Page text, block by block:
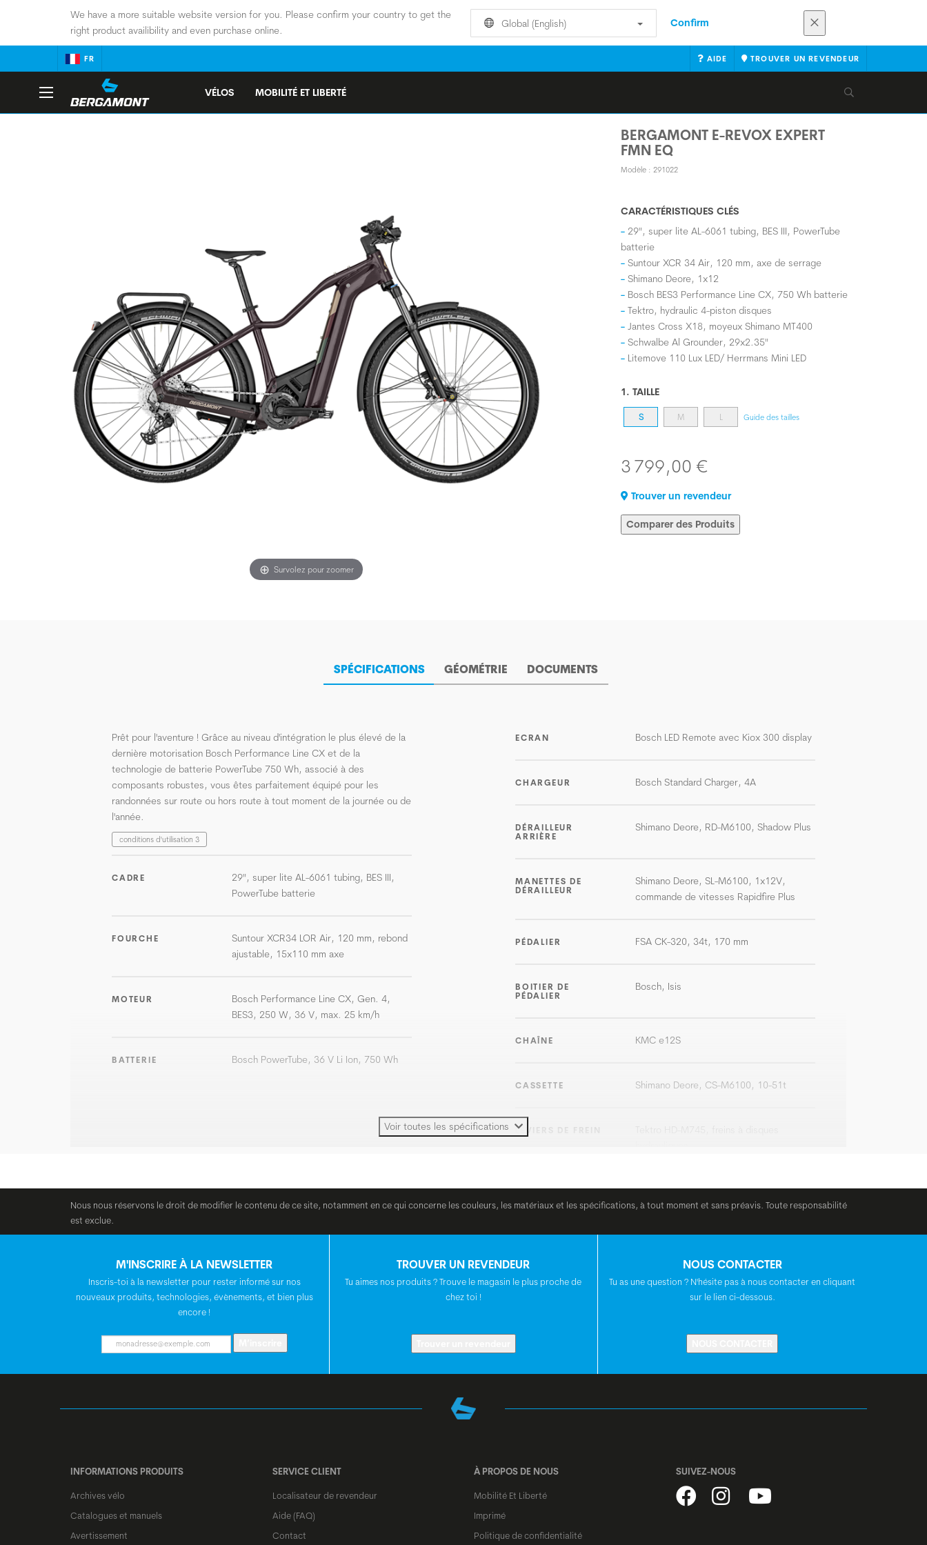
We have a more suitable website version for you. Please confirm your country to get the
right product availibility and even purchase online.
Global (English) Confirm
FR AIDE TROUVER UN REVENDEUR
VÉLOS MOBILITÉ ET LIBERTÉ
BERGAMONT E-REVOX EXPERT
FMN EQ
Modèle : 291022
Survolez pour zoomer
CARACTÉRISTIQUES CLÉS
29", super lite AL-6061 tubing, BES III, PowerTube
batterie
Suntour XCR 34 Air, 120 mm, axe de serrage
Shimano Deore, 1x12
Bosch BES3 Performance Line CX, 750 Wh batterie
Tektro, hydraulic 4-piston disques
Jantes Cross X18, moyeux Shimano MT400
Schwalbe Al Grounder, 29x2.35"
Litemove 110 Lux LED/ Herrmans Mini LED
1. TAILLE
S M L Guide des tailles
3 799,00 €
Trouver un revendeur
Comparer des Produits
SPÉCIFICATIONS GÉOMÉTRIE DOCUMENTS
Prêt pour l'aventure ! Grâce au niveau d'intégration le plus élevé de la
dernière motorisation Bosch Performance Line CX et de la
technologie de batterie PowerTube 750 Wh, associé à des
composants robustes, vous êtes parfaitement équipé pour les
randonnées sur route ou hors route à tout moment de la journée ou de
l'année.
conditions d'utilisation 3
CADRE
29", super lite AL-6061 tubing, BES III,
PowerTube batterie
FOURCHE
Suntour XCR34 LOR Air, 120 mm, rebond
ajustable, 15x110 mm axe
MOTEUR
Bosch Performance Line CX, Gen. 4,
BES3, 250 W, 36 V, max. 25 km/h
BATTERIE Bosch PowerTube, 36 V Li Ion, 750 Wh
ECRAN Bosch LED Remote avec Kiox 300 display
CHARGEUR Bosch Standard Charger, 4A
DÉRAILLEUR
ARRIÈRE
Shimano Deore, RD-M6100, Shadow Plus
MANETTES DE
DÉRAILLEUR
Shimano Deore, SL-M6100, 1x12V,
commande de vitesses Rapidfire Plus
PÉDALIER FSA CK-320, 34t, 170 mm
BOITIER DE
PÉDALIER
Bosch, Isis
CHAÎNE KMC e12S
CASSETTE Shimano Deore, CS-M6100, 10-51t
LEVIERS DE FREIN
FREINS
Tektro HD-M745, freins à disques
hydrauliques, 4-piston
Syncros E-MTB
mm, largeur: 740 mm
SELLE Syncros Savona 2.5
JEU DE
Voir toutes les spécifications
Nous nous réservons le droit de modifier le contenu de ce site, notamment en ce qui concerne les couleurs, les matériaux et les spécifications, à tout moment et sans préavis. Toute responsabilité
est exclue.
M'INSCRIRE À LA NEWSLETTER
Inscris-toi à la newsletter pour rester informé sur nos
nouveaux produits, technologies, évènements, et bien plus
encore !
TROUVER UN REVENDEUR
Tu aimes nos produits ? Trouve le magasin le plus proche de
chez toi !
NOUS CONTACTER
Tu as une question ? N'hésite pas à nous contacter en cliquant
sur le lien ci-dessous.
INFORMATIONS PRODUITS
Archives vélo
Catalogues et manuels
Avertissement
SERVICE CLIENT
Localisateur de revendeur
Aide (FAQ)
Contact
À PROPOS DE NOUS
Mobilité Et Liberté
Imprimé
Politique de confidentialité
SUIVEZ-NOUS